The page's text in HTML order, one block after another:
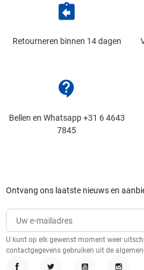
assignment_return
Retourneren binnen 14 dagen
contact_support
Bellen en Whatsapp +31 6 4643
7845
Ontvang ons laatste nieuws en
U kunt op elk gewenst moment weer
contactgegevens gebruiken uit de